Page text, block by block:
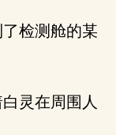
检测舱的某
灵在周围人